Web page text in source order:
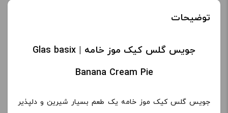
توضیحات
جویس گلس کیک موز خامه | Glas basix
Banana Cream Pie
جویس گلس کیک موز خامه یک طعم بسیار شیرین و دلپذیر